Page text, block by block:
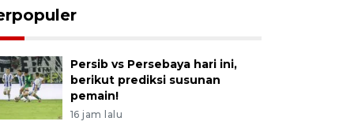
Persib vs Persebaya hari ini,
berikut prediksi susunan
pemain!
16 jam lalu